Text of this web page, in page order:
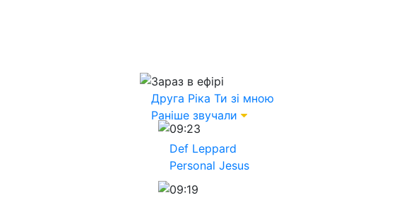
Зараз в ефірі
Друга Ріка Ти зі мною
Раніше звучали
09:23
Def Leppard
Personal Jesus
09:19